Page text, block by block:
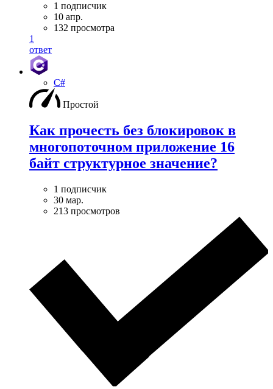
1 подписчик
10 апр.
132 просмотра
1
ответ
C#
Простой
Как прочесть без блокировок в
многопоточном приложение 16
байт структурное значение?
1 подписчик
30 мар.
213 просмотров